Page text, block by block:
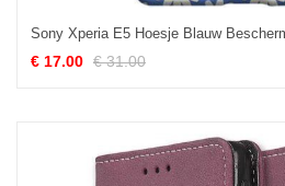
€ 17.00 € 31.00